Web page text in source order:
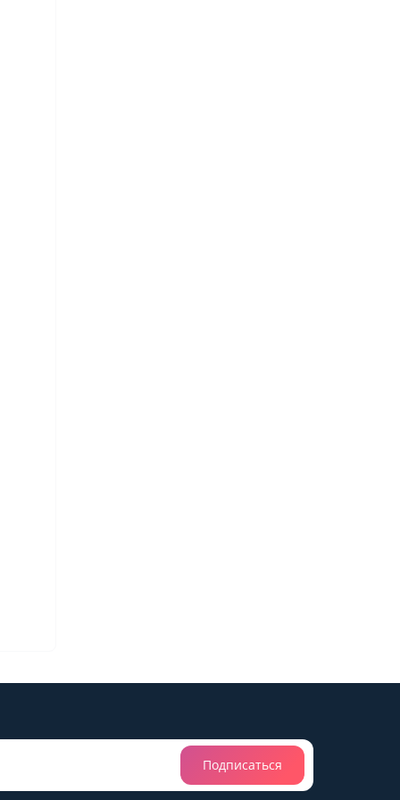
Подписаться